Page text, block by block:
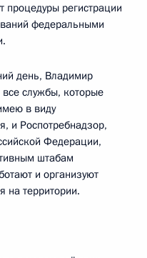
процедуры регистрации
федеральными
день, Владимир
службы, которые
в виду
и Роспотребнадзор,
Федерации,
штабам
и организуют
на территории.